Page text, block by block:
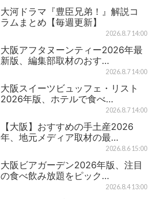
大河ドラマ『豊臣兄弟！』解説コ
ラムまとめ【毎週更新】
2026.8.7 14:00
大阪アフタヌーンティー2026年最
新版、編集部取材のおす…
2026.8.7 14:00
大阪スイーツビュッフェ・リスト
2026年版、ホテルで食べ…
2026.8.7 14:00
【大阪】おすすめの手土産2026
年、地元メディア取材の最…
2026.8.6 15:00
大阪ビアガーデン2026年版、注目
の食べ飲み放題をピック…
2026.8.4 13:00